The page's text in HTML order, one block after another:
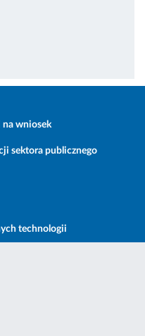
wniosek
sektora publicznego
technologii